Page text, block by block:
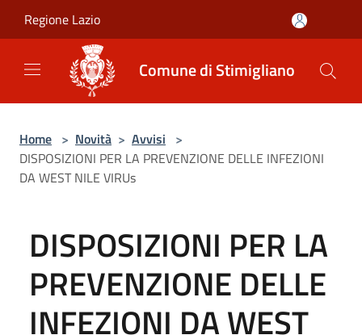
Regione Lazio
Comune di Stimigliano
Home > Novità > Avvisi >
DISPOSIZIONI PER LA PREVENZIONE DELLE INFEZIONI
DA WEST NILE VIRUs
DISPOSIZIONI PER LA
PREVENZIONE DELLE
INFEZIONI DA WEST